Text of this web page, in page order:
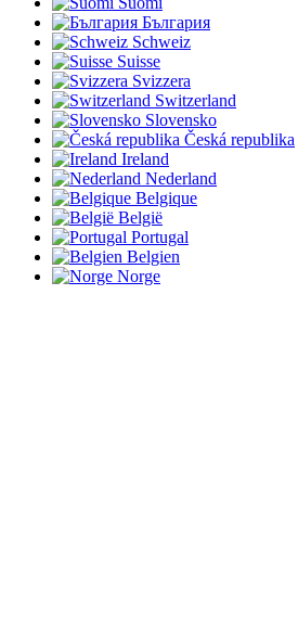
България
Schweiz
Suisse
Svizzera
Switzerland
Slovensko
Česká republika
Ireland
Nederland
Belgique
België
Portugal
Belgien
Norge